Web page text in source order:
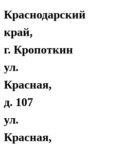
Краснодарский
край,
г. Кропоткин
ул.
Красная,
д. 107
ул.
Красная,